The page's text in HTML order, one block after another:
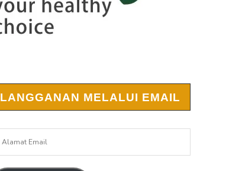
LANGGANAN MELALUI EMAIL